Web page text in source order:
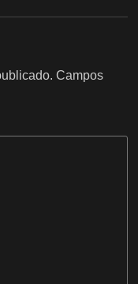
Campos